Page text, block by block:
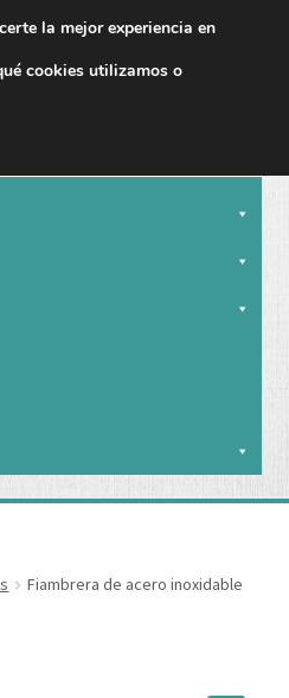
el
Fiambrera de acero inoxidable
la mejor experiencia en
cookies utilizamos o